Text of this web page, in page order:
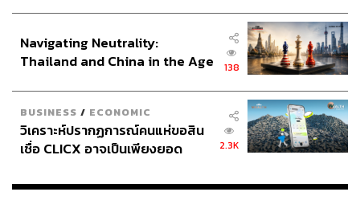
Navigating Neutrality:
Thailand and China in the Age
138
BUSINESS / ECONOMIC
วิเคราะห์ปรากฏการณ์คนแห่ขอสิน
เชื่อ CLICX อาจเป็นเพียงยอด
เรือนไทยที่ถูกซุกไว้
2.3K